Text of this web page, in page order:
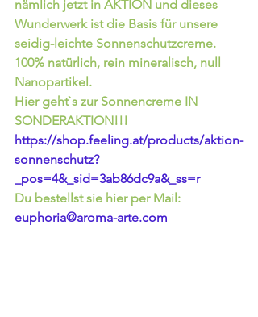
nämlich jetzt in AKTION und dieses
Wunderwerk ist die Basis für unsere
seidig-leichte Sonnenschutzcreme.
100% natürlich, rein mineralisch, null
Nanopartikel.
Hier geht`s zur Sonnencreme IN
SONDERAKTION!!!
https://shop.feeling.at/products/aktion-
sonnenschutz?
_pos=4&_sid=3ab86dc9a&_ss=r
Du bestellst sie hier per Mail:
euphoria@aroma-arte.com